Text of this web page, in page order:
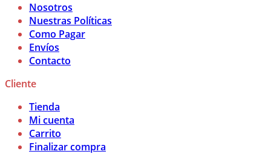
Nosotros
Nuestras Políticas
Como Pagar
Envíos
Contacto
Cliente
Tienda
Mi cuenta
Carrito
Finalizar compra